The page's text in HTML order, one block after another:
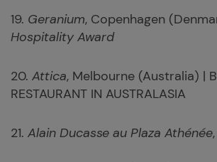
19. Geranium, Copenhagen
Hospitality Award
20. Attica, Melbourne (Australia) |
RESTAURANT IN AUSTRALASIA
21. Alain Ducasse au Plaza Athénée